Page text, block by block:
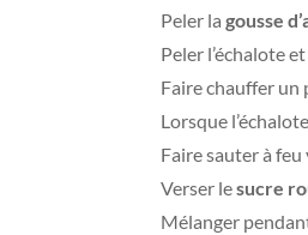
Peler lagousse
Peler l’échalote
Faire chauffer un
Lorsque
Faire sauter à
Verser lesucre
Mélanger